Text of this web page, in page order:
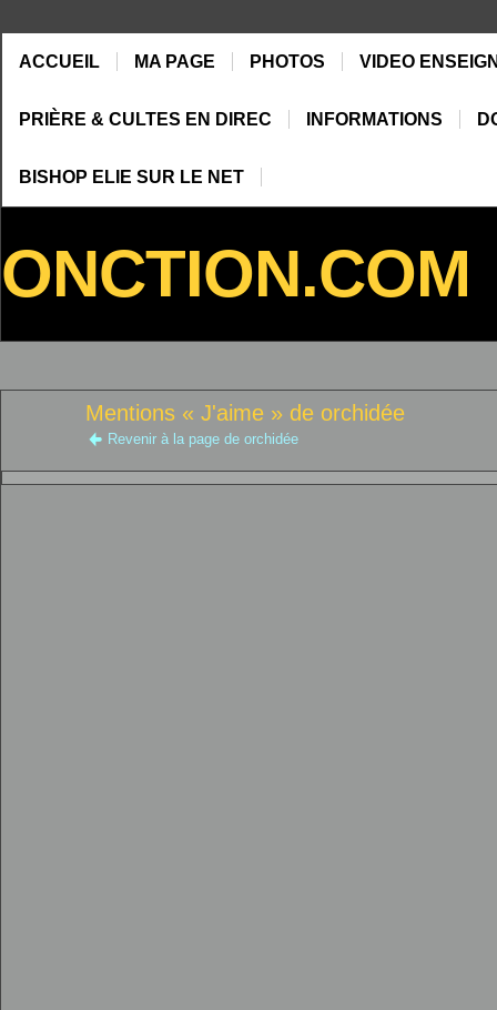
ACCUEIL MA PAGE PHOTOS VIDEO
PRIÈRE & CULTES EN DIREC INFORMATIONS
BISHOP ELIE SUR LE NET
ONCTION.COM
Mentions « J'aime » de orchidée
Revenir à la page de orchidée